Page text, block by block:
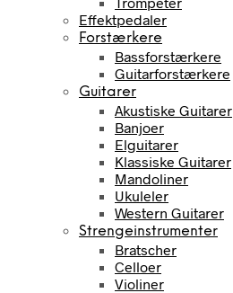
Effektpedaler
Forstærkere
Bassforstærkere
Guitarforstærkere
Guitarer
Akustiske Guitarer
Banjoer
Elguitarer
Klassiske Guitarer
Mandoliner
Ukuleler
Western Guitarer
Strengeinstrumenter
Bratscher
Celloer
Violiner